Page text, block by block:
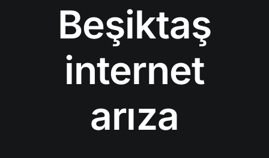
Beşiktaş
internet
arıza